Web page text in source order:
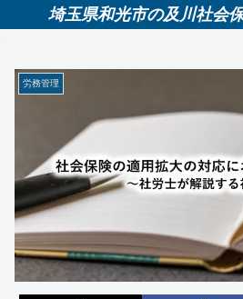
埼玉県和光市の及川社会
労務管理